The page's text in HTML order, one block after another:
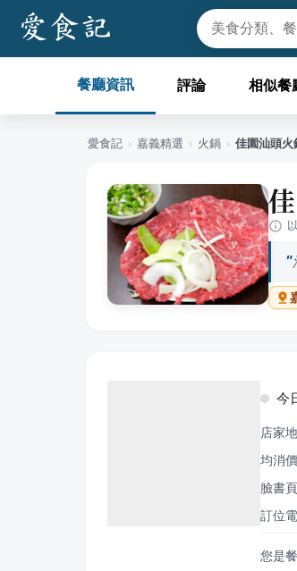
餐廳資訊 評論 相似餐
愛食記 › 嘉義精選 › 火鍋 › 佳園汕頭火
今
店家
均消
臉書
訂位
您是